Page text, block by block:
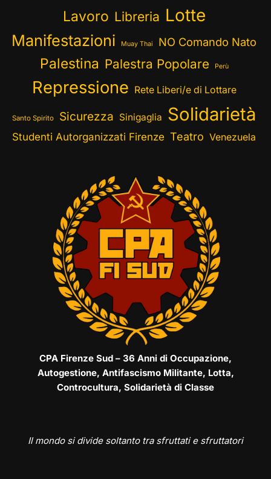
Lavoro Libreria Lotte
Manifestazioni Muay Thai NO Comando Nato
Palestina Palestra Popolare Perù
Repressione Rete Liberi/e di Lottare
Santo Spirito Sicurezza Sinigaglia Solidarietà
Studenti Autorganizzati Firenze Teatro Venezuela
CPA Firenze Sud – 36 Anni di Occupazione,
Autogestione, Antifascismo Militante, Lotta,
Controcultura, Solidarietà di Classe
Il mondo si divide soltanto tra sfruttati e sfruttatori